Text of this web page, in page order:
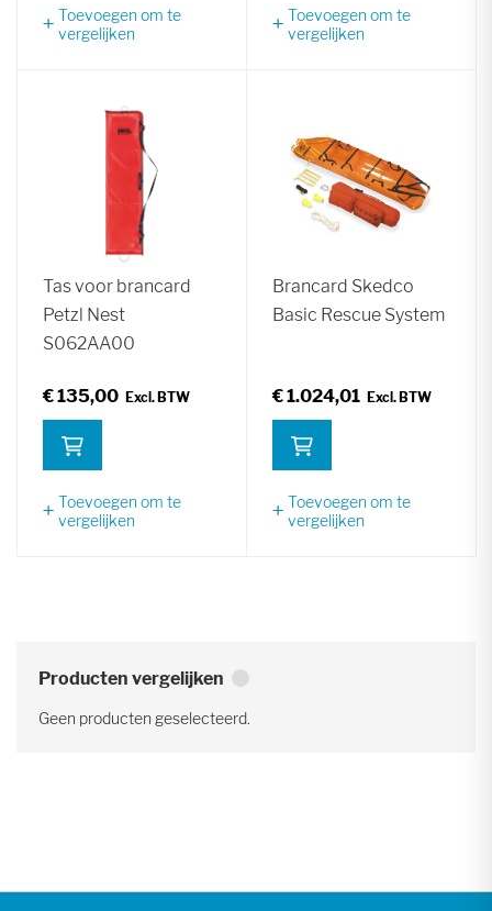
Toevoegen om te
vergelijken
Toevoegen om te
vergelijken
Tas voor brancard
Petzl Nest
S062AA00
€ 135,00
Toevoegen om te
vergelijken
Brancard Skedco
Basic Rescue System
€ 1.024,01
Toevoegen om te
vergelijken
Producten vergelijken
Geen producten geselecteerd.